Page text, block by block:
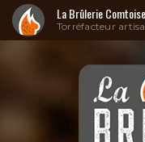
La Brûlerie Comtoise
Torréfacteur